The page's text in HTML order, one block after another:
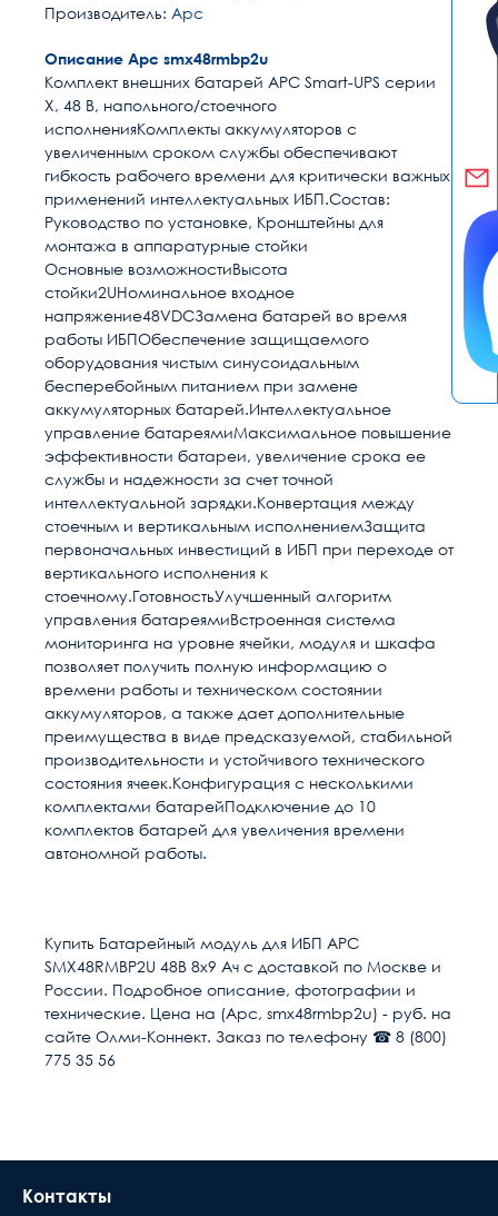
Производитель: Apc
Описание Apc smx48rmbp2u
Комплект внешних батарей APC Smart-UPS серии
X, 48 В, напольного/стоечного
исполненияКомплекты аккумуляторов с
увеличенным сроком службы обеспечивают
гибкость рабочего времени для критически важных
применений интеллектуальных ИБП.Состав:
Руководство по установке, Кронштейны для
монтажа в аппаратурные стойки
Основные возможностиВысота
стойки2UНоминальное входное
напряжение48VDCЗамена батарей во время
работы ИБПОбеспечение защищаемого
оборудования чистым синусоидальным
бесперебойным питанием при замене
аккумуляторных батарей.Интеллектуальное
управление батареямиМаксимальное повышение
эффективности батареи, увеличение срока ее
службы и надежности за счет точной
интеллектуальной зарядки.Конвертация между
стоечным и вертикальным исполнениемЗащита
первоначальных инвестиций в ИБП при переходе от
вертикального исполнения к
стоечному.ГотовностьУлучшенный алгоритм
управления батареямиВстроенная система
мониторинга на уровне ячейки, модуля и шкафа
позволяет получить полную информацию о
времени работы и техническом состоянии
аккумуляторов, a также дает дополнительные
преимущества в виде предсказуемой, стабильной
производительности и устойчивого технического
состояния ячеек.Конфигурация с несколькими
комплектами батарейПодключение до 10
комплектов батарей для увеличения времени
автономной работы.
Тип Батарейный модуль для ИБП
Емкость аккумулятора 9
Высота, U 2
Условия доставки
Доставка осуществляется в течении 2-4
рабочих дней после поступления оплаты на
наш расчётный счёт
до подъезда или места куда может подъехать
Купить Батарейный модуль для ИБП APC
SMX48RMBP2U 48В 8х9 Ач с доставкой по Москве и
России. Подробное описание, фотографии и
технические. Цена на (Apc, smx48rmbp2u) - руб. на
сайте Олми-Коннект. Заказ по телефону ☎ 8 (800)
775 35 56
Контакты